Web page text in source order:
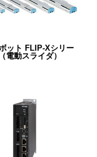
ット FLIP-Xシリー
電動スライダ）